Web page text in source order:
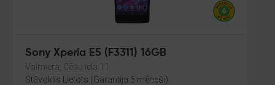
Sony Xperia E5 (F3311) 16GB
Valmiera, Cēsu iela 11
Stāvoklis Lietots (Garantija 6 mēneši)